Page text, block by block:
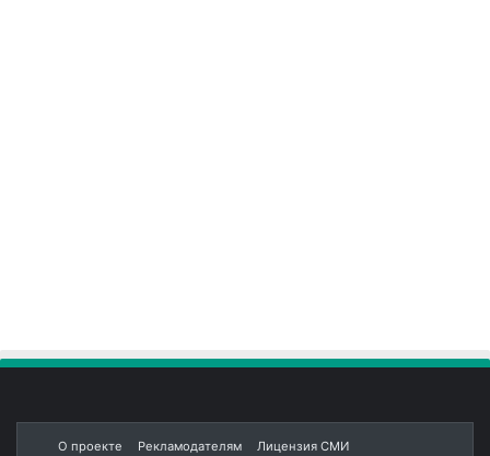
О проекте Рекламодателям
Лицензия СМИ